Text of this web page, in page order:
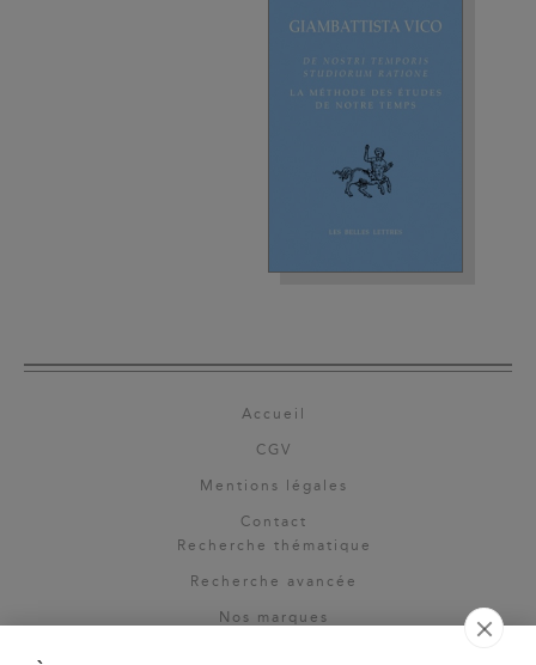
Accueil
CGV
Mentions légales
Contact
Recherche thématique
Recherche avancée
Nos marques